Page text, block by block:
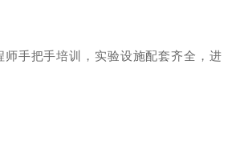
师手把手培训，实验设施配套齐全，进